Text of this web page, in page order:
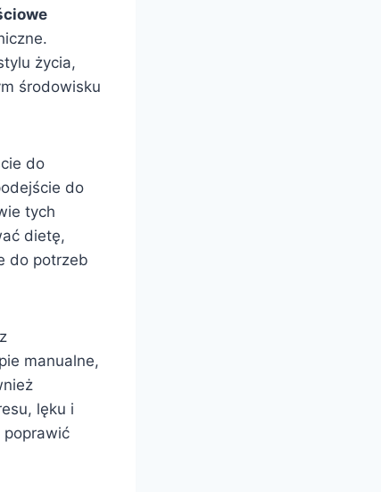
życia,
środowisku
do
do
tych
dietę,
do potrzeb
manualne,
lęku i
poprawić